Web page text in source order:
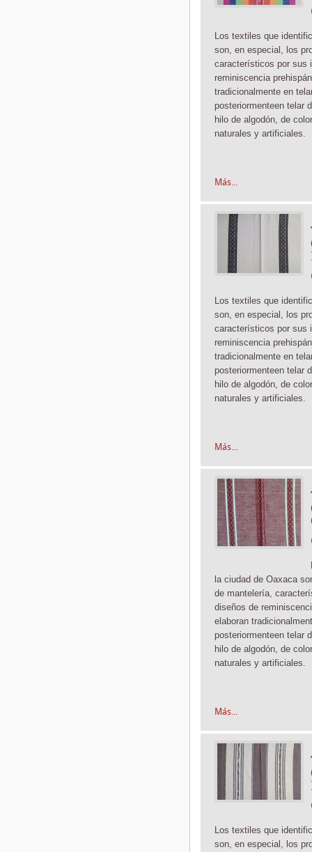
Los textiles que
son, en especial, los
característicos por sus
reminiscencia
tradicionalmente en
posteriormenteen telar
hilo de algodón, de
naturales y artificiales.
Más...
Los textiles que
son, en especial, los
característicos por sus
reminiscencia
tradicionalmente en
posteriormenteen telar
hilo de algodón, de
naturales y artificiales.
Más...
la ciudad de Oaxaca
de mantelería,
diseños de
elaboran
posteriormenteen telar
hilo de algodón, de
naturales y artificiales.
Más...
Los textiles que
son, en especial, los